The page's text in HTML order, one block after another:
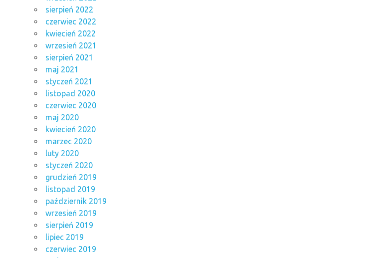
sierpień 2022
czerwiec 2022
kwiecień 2022
wrzesień 2021
sierpień 2021
maj 2021
styczeń 2021
listopad 2020
czerwiec 2020
maj 2020
kwiecień 2020
marzec 2020
luty 2020
styczeń 2020
grudzień 2019
listopad 2019
październik 2019
wrzesień 2019
sierpień 2019
lipiec 2019
czerwiec 2019